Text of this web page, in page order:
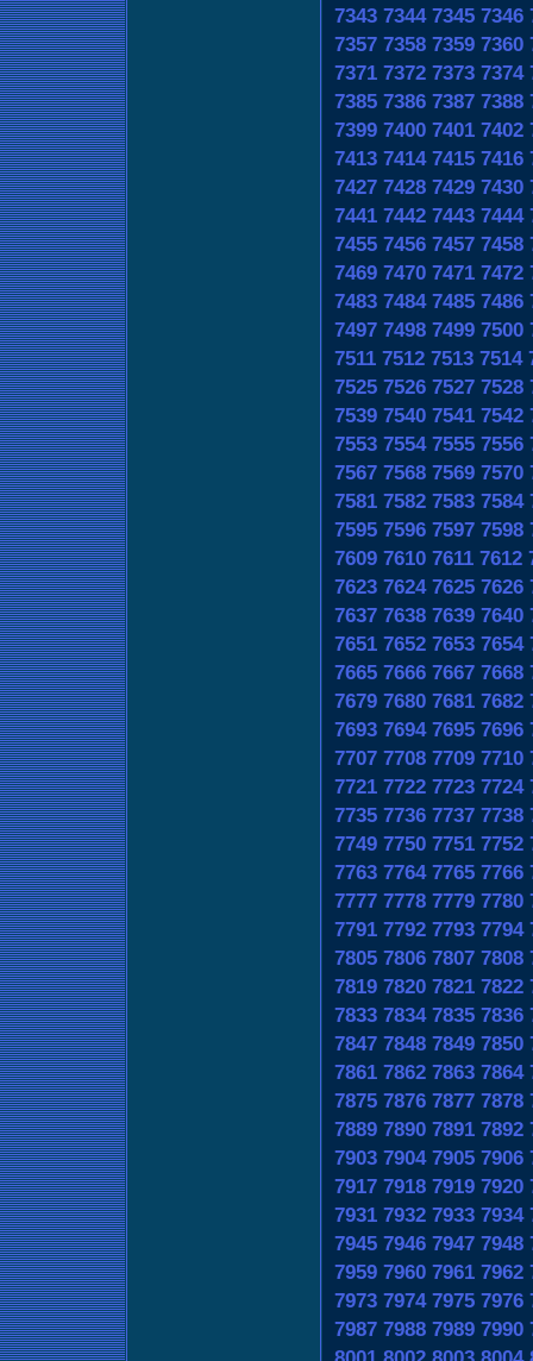
7343 7344 7345 7346
7357 7358 7359 7360
7371 7372 7373 7374
7385 7386 7387 7388
7399 7400 7401 7402
7413 7414 7415 7416
7427 7428 7429 7430
7441 7442 7443 7444
7455 7456 7457 7458
7469 7470 7471 7472
7483 7484 7485 7486
7497 7498 7499 7500
7511 7512 7513 7514
7525 7526 7527 7528
7539 7540 7541 7542
7553 7554 7555 7556
7567 7568 7569 7570
7581 7582 7583 7584
7595 7596 7597 7598
7609 7610 7611 7612
7623 7624 7625 7626
7637 7638 7639 7640
7651 7652 7653 7654
7665 7666 7667 7668
7679 7680 7681 7682
7693 7694 7695 7696
7707 7708 7709 7710
7721 7722 7723 7724
7735 7736 7737 7738
7749 7750 7751 7752
7763 7764 7765 7766
7777 7778 7779 7780
7791 7792 7793 7794
7805 7806 7807 7808
7819 7820 7821 7822
7833 7834 7835 7836
7847 7848 7849 7850
7861 7862 7863 7864
7875 7876 7877 7878
7889 7890 7891 7892
7903 7904 7905 7906
7917 7918 7919 7920
7931 7932 7933 7934
7945 7946 7947 7948
7959 7960 7961 7962
7973 7974 7975 7976
7987 7988 7989 7990